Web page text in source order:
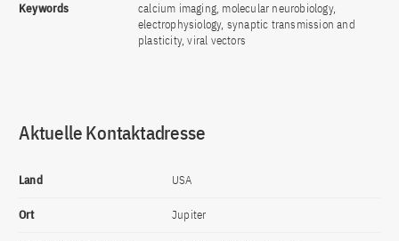
Keywords
calcium imaging, molecular neurobiology,
electrophysiology, synaptic transmission and
plasticity, viral vectors
Aktuelle Kontaktadresse
Land USA
Ort Jupiter